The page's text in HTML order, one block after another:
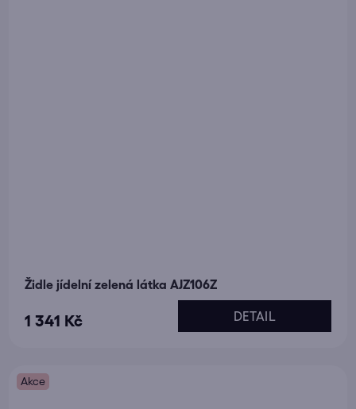
Židle jídelní zelená látka AJZ106Z
1 341 Kč DETAIL
Akce